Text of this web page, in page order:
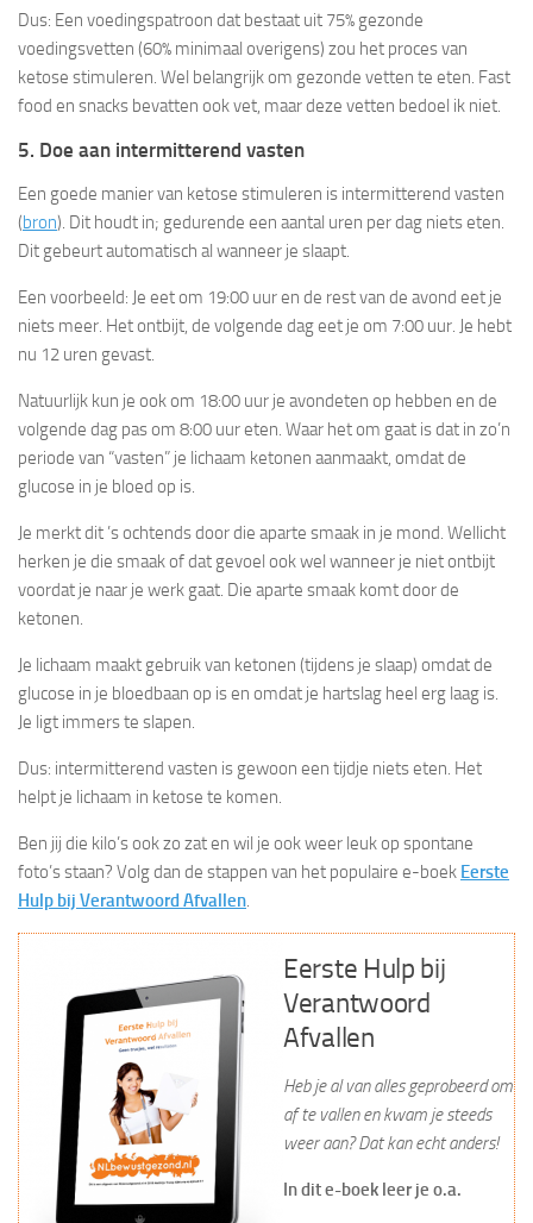
Dus: Een voedingspatroon dat bestaat uit 75% gezonde
voedingsvetten (60% minimaal overigens) zou het proces van
ketose stimuleren. Wel belangrijk om gezonde vetten te eten. Fast
food en snacks bevatten ook vet, maar deze vetten bedoel ik niet.
5. Doe aan intermitterend vasten
Een goede manier van ketose stimuleren is intermitterend vasten
(bron). Dit houdt in; gedurende een aantal uren per dag niets eten.
Dit gebeurt automatisch al wanneer je slaapt.
Een voorbeeld: Je eet om 19:00 uur en de rest van de avond eet je
niets meer. Het ontbijt, de volgende dag eet je om 7:00 uur. Je hebt
nu 12 uren gevast.
Natuurlijk kun je ook om 18:00 uur je avondeten op hebben en de
volgende dag pas om 8:00 uur eten. Waar het om gaat is dat in zo’n
periode van “vasten” je lichaam ketonen aanmaakt, omdat de
glucose in je bloed op is.
Je merkt dit ’s ochtends door die aparte smaak in je mond. Wellicht
herken je die smaak of dat gevoel ook wel wanneer je niet ontbijt
voordat je naar je werk gaat. Die aparte smaak komt door de
ketonen.
Je lichaam maakt gebruik van ketonen (tijdens je slaap) omdat de
glucose in je bloedbaan op is en omdat je hartslag heel erg laag is.
Je ligt immers te slapen.
Dus: intermitterend vasten is gewoon een tijdje niets eten. Het
helpt je lichaam in ketose te komen.
Ben jij die kilo’s ook zo zat en wil je ook weer leuk op spontane
foto’s staan? Volg dan de stappen van het populaire e-boek Eerste
Hulp bij Verantwoord Afvallen.
Eerste Hulp bij
Verantwoord
Afvallen
Heb je al van alles geprobeerd om
af te vallen en kwam je steeds
weer aan? Dat kan echt anders!
In dit e-boek leer je o.a.